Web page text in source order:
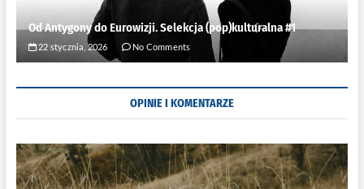
Od Antygony do Eurowizji. Selekcja (pop)kulturalna #1
22 stycznia, 2026 No Comments
OPINIE I KOMENTARZE